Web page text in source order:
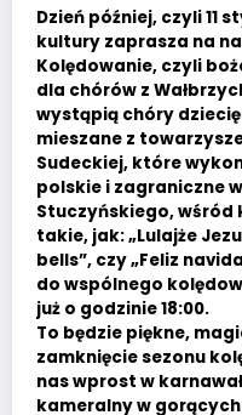
Dzień później, czyli 11
kultury zaprasza na
Kolędowanie, czyli
dla chórów z
wystąpią chóry
mieszane z
Sudeckiej, które
polskie i zagraniczne
Stuczyńskiego, wśród
takie, jak: „Lulajże
bells”, czy „Feliz
do wspólnego
już o godzinie 18:00.
To będzie piękne,
zamknięcie sezonu
nas wprost w
kameralny w